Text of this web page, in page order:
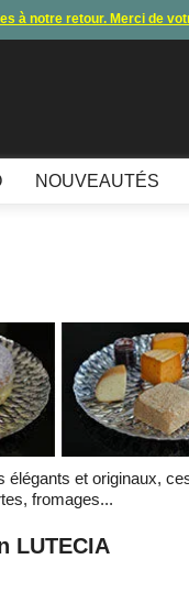
à notre retour. Merci de
, merci de nous
NOUVEAUTÉS
et originaux,
fromages...
LUTECIA